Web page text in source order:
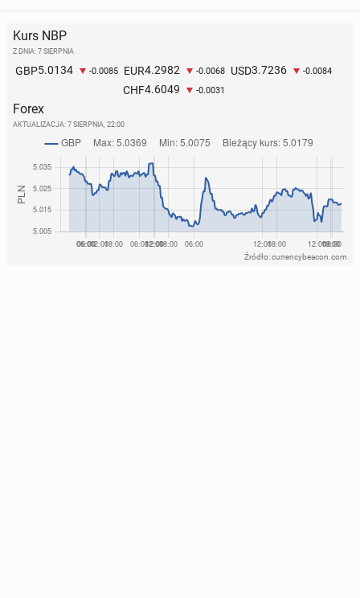
Kurs NBP
Z DNIA: 7 SIERPNIA
GBP5.0134 -0.0085 EUR4.2982 -0.0068 USD3.7236 -0.0084
CHF4.6049 -0.0031
Forex
AKTUALIZACJA: 7 SIERPNIA, 22:00
Źródło: currencybeacon.com